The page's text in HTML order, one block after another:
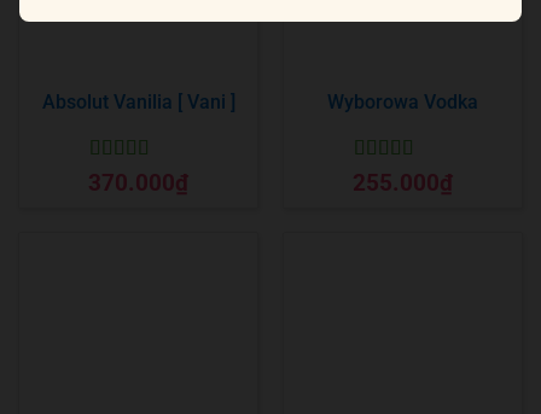
Absolut Vanilia [ Vani ]
Được xếp
hạng55 sao
370.000₫
Wyborowa Vodka
Được xếp
hạng55 sao
255.000₫